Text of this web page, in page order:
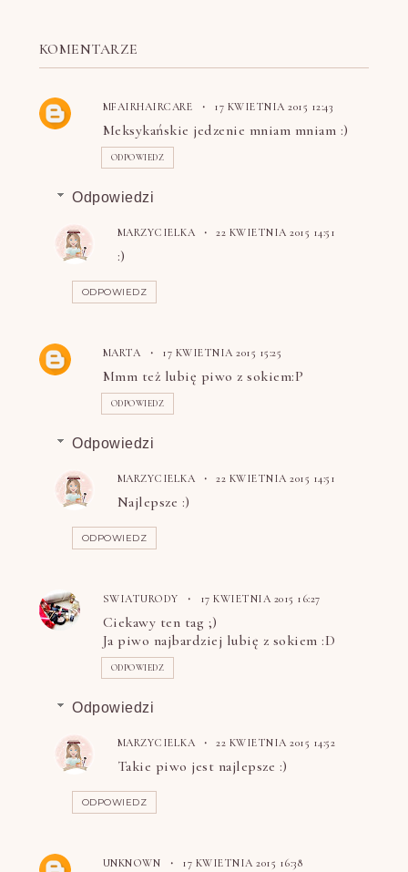
KOMENTARZE
MFAIRHAIRCARE 17 KWIETNIA 2015 12:43
Meksykańskie jedzenie mniam mniam :)
ODPOWIEDZ
Odpowiedzi
MARZYCIELKA 22 KWIETNIA 2015 14:51
:)
ODPOWIEDZ
MARTA 17 KWIETNIA 2015 15:25
Mmm też lubię piwo z sokiem:P
ODPOWIEDZ
Odpowiedzi
MARZYCIELKA 22 KWIETNIA 2015 14:51
Najlepsze :)
ODPOWIEDZ
SWIATURODY 17 KWIETNIA 2015 16:27
Ciekawy ten tag ;)
Ja piwo najbardziej lubię z sokiem :D
ODPOWIEDZ
Odpowiedzi
MARZYCIELKA 22 KWIETNIA 2015 14:52
Takie piwo jest najlepsze :)
ODPOWIEDZ
UNKNOWN 17 KWIETNIA 2015 16:38